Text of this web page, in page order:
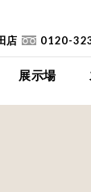
展示場
屋モデルハウ
店 0120-